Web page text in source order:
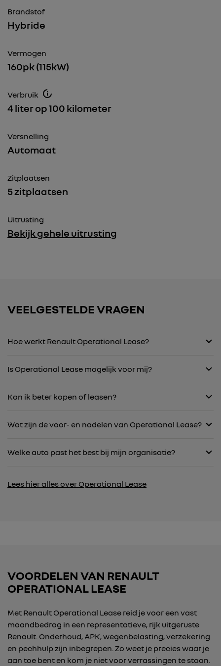
Brandstof
Hybride
Vermogen
160pk (115kW)
Verbruik
4 liter op 100 kilometer
Versnelling
Automaat
Zitplaatsen
5 zitplaatsen
Uitrusting
Bekijk gehele uitrusting
VEELGESTELDE VRAGEN
Hoe werkt Renault Operational Lease?
Is Operational Lease mogelijk voor mij?
Kan ik beter kopen of leasen?
Wat zijn de voor- en nadelen van Operational Lease?
Welke auto past het best bij mijn organisatie?
Lees hier alles over Operational Lease
VOORDELEN VAN RENAULT
OPERATIONAL LEASE
Met Renault Operational Lease reid je voor een vast
maandbedrag in een representatieve, rijk uitgeruste
Renault. Onderhoud, APK, wegenbelasting, verzekering
en pechhulp zijn inbegrepen. Zo weet je precies waar je
aan toe bent en kom je niet voor verrassingen te staan.